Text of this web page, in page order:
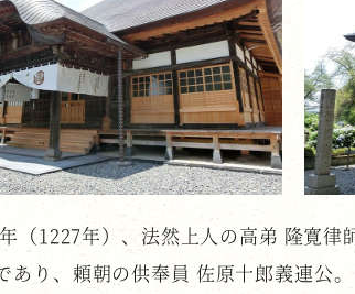
（1227年）、法然上人の高弟 隆寛律
り、頼朝の供奉員 佐原十郎義連公。